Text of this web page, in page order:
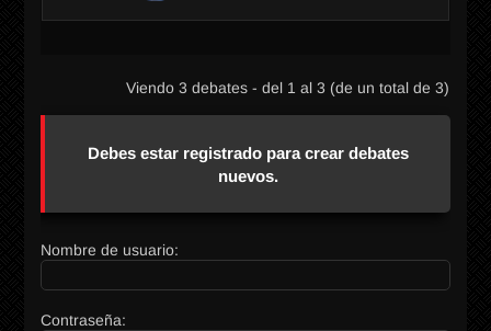
Viendo 3 debates - del 1 al 3 (de un total de 3)
Debes estar registrado para crear debates
nuevos.
Nombre de usuario:
Contraseña: